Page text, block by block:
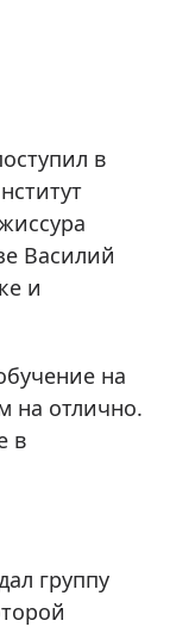
в
Василий
и
на
на отлично.
в
группу